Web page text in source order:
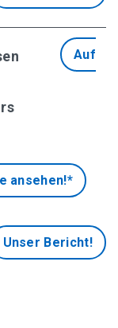
Auf
ansehen!*
Unser Bericht!